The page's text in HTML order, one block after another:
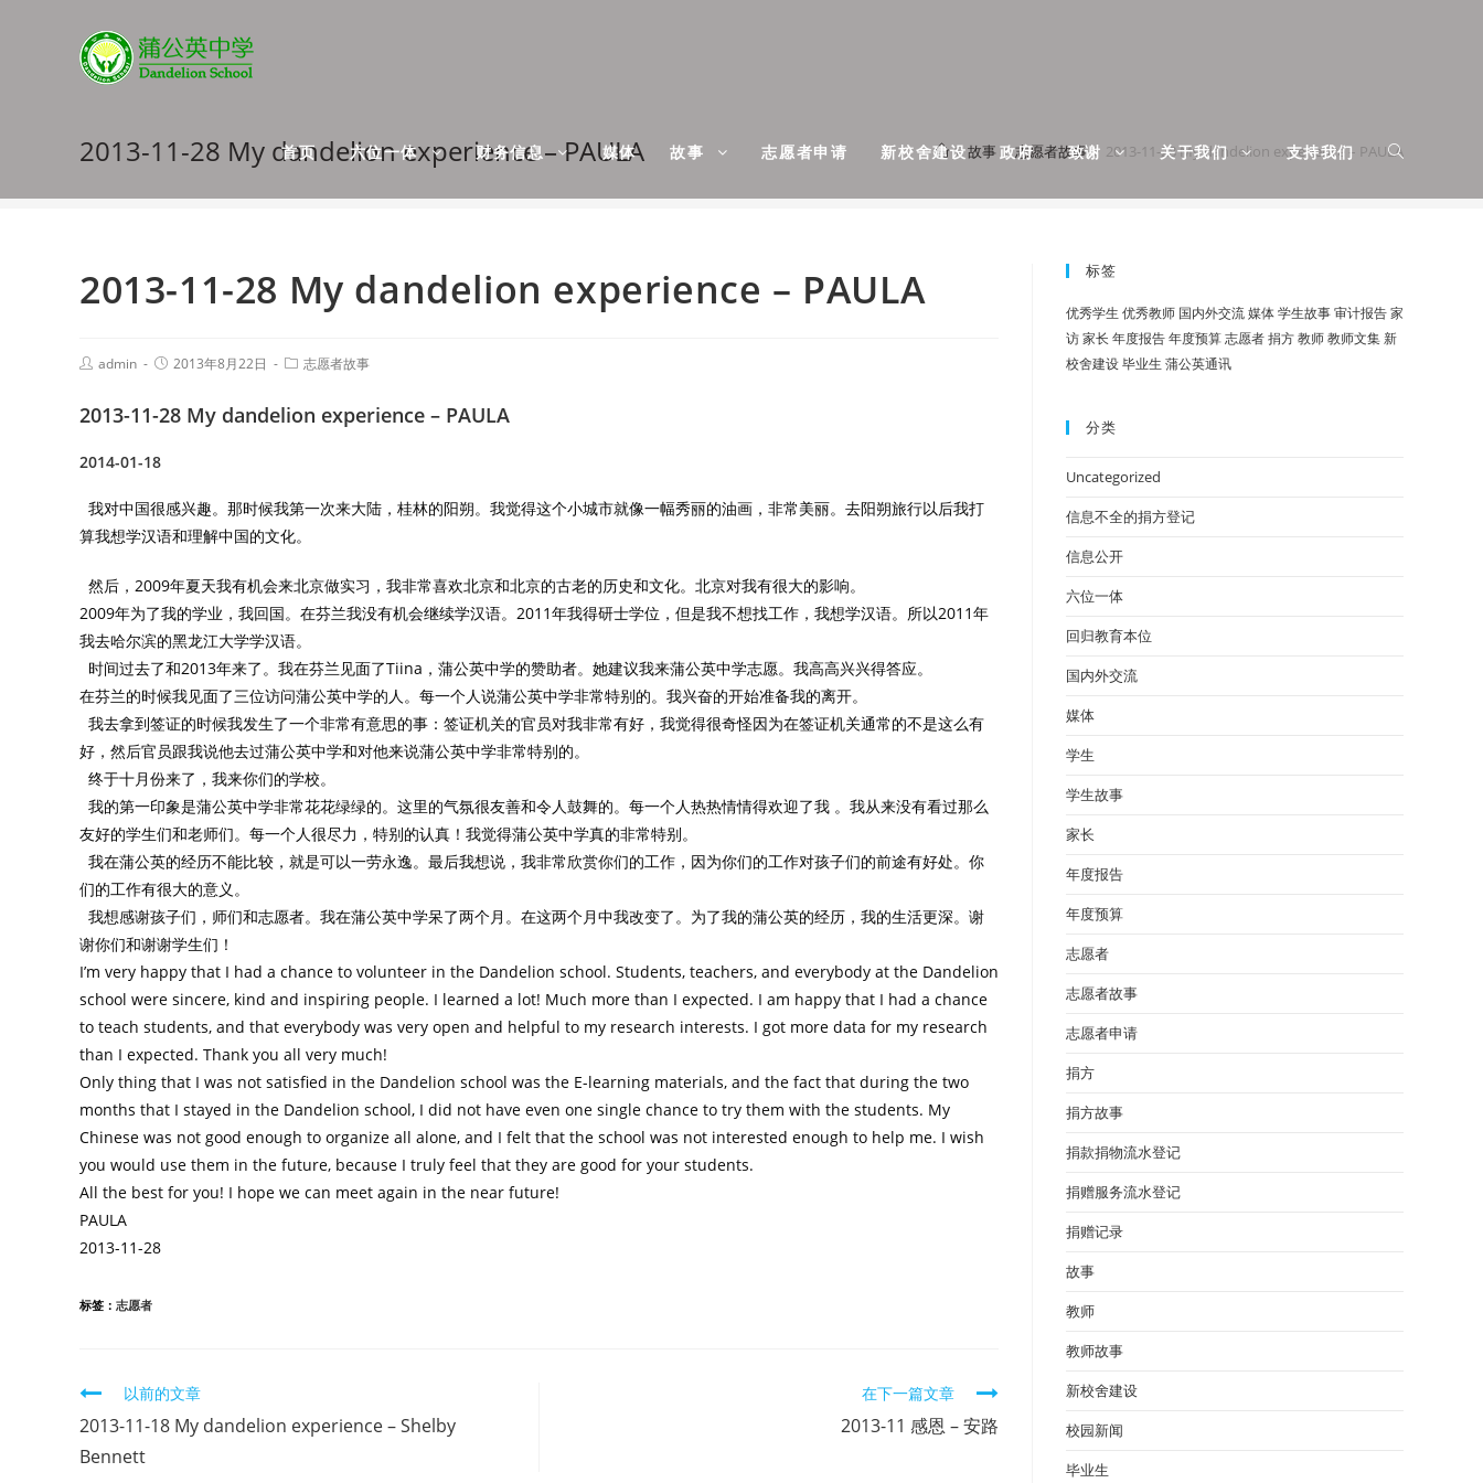
首页 六位一体 财务信息 媒体 故事 志愿者申请 新校舍建设 政府 致谢 关于我们 支持我们
2013-11-28 My dandelion experience – PAULA 故事 志愿者故事 2013-11-28 My dandelion experience – PAULA
2013-11-28 My dandelion experience – PAULA
admin 2013年8月22日 志愿者故事
2013-11-28 My dandelion experience – PAULA
2014-01-18
我对中国很感兴趣。那时候我第一次来大陆，桂林的阳朔。我觉得这个小城市就像一幅秀丽的油画，非常美丽。去阳朔旅行以后我打
算我想学汉语和理解中国的文化。
然后，2009年夏天我有机会来北京做实习，我非常喜欢北京和北京的古老的历史和文化。北京对我有很大的影响。
2009年为了我的学业，我回国。在芬兰我没有机会继续学汉语。2011年我得研士学位，但是我不想找工作，我想学汉语。所以2011年
我去哈尔滨的黑龙江大学学汉语。
时间过去了和2013年来了。我在芬兰见面了Tiina，蒲公英中学的赞助者。她建议我来蒲公英中学志愿。我高高兴兴得答应。
在芬兰的时候我见面了三位访问蒲公英中学的人。每一个人说蒲公英中学非常特别的。我兴奋的开始准备我的离开。
我去拿到签证的时候我发生了一个非常有意思的事：签证机关的官员对我非常有好，我觉得很奇怪因为在签证机关通常的不是这么有
好，然后官员跟我说他去过蒲公英中学和对他来说蒲公英中学非常特别的。
终于十月份来了，我来你们的学校。
我的第一印象是蒲公英中学非常花花绿绿的。这里的气氛很友善和令人鼓舞的。每一个人热热情情得欢迎了我 。我从来没有看过那么
友好的学生们和老师们。每一个人很尽力，特别的认真！我觉得蒲公英中学真的非常特别。
我在蒲公英的经历不能比较，就是可以一劳永逸。最后我想说，我非常欣赏你们的工作，因为你们的工作对孩子们的前途有好处。你
们的工作有很大的意义。
我想感谢孩子们，师们和志愿者。我在蒲公英中学呆了两个月。在这两个月中我改变了。为了我的蒲公英的经历，我的生活更深。谢
谢你们和谢谢学生们！
I’m very happy that I had a chance to volunteer in the Dandelion school. Students, teachers, and everybody at the Dandelion
school were sincere, kind and inspiring people. I learned a lot! Much more than I expected. I am happy that I had a chance
to teach students, and that everybody was very open and helpful to my research interests. I got more data for my research
than I expected. Thank you all very much!
Only thing that I was not satisfied in the Dandelion school was the E-learning materials, and the fact that during the two
months that I stayed in the Dandelion school, I did not have even one single chance to try them with the students. My
Chinese was not good enough to organize all alone, and I felt that the school was not interested enough to help me. I wish
you would use them in the future, because I truly feel that they are good for your students.
All the best for you! I hope we can meet again in the near future!
PAULA
2013-11-28
标签： 志愿者
继
续
阅
以前的文章
2013-11-18 My dandelion experience – Shelby
Bennett
在下一篇文章
2013-11 感恩 – 安路
标签
优秀学生 优秀教师 国内外交流媒体学生故事审计报告家
访家长 年度报告年度预算志愿者捐方教师教师文集新
校舍建设毕业生 蒲公英通讯
分类
Uncategorized
信息不全的捐方登记
信息公开
六位一体
回归教育本位
国内外交流
媒体
学生
学生故事
家长
年度报告
年度预算
志愿者
志愿者故事
志愿者申请
捐方
捐方故事
捐款捐物流水登记
捐赠服务流水登记
捐赠记录
故事
教师
教师故事
新校舍建设
校园新闻
毕业生